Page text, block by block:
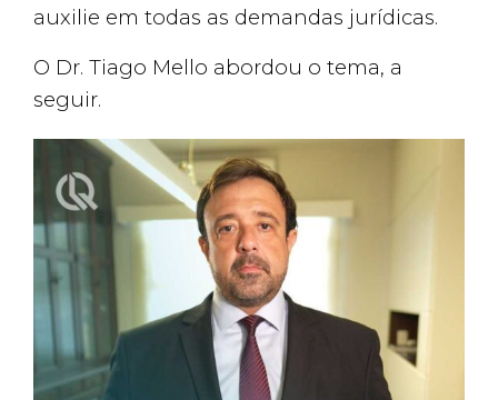
auxilie em todas as demandas jurídicas.
O Dr. Tiago Mello abordou o tema, a
seguir.